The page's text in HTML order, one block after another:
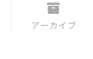
アーカイブ